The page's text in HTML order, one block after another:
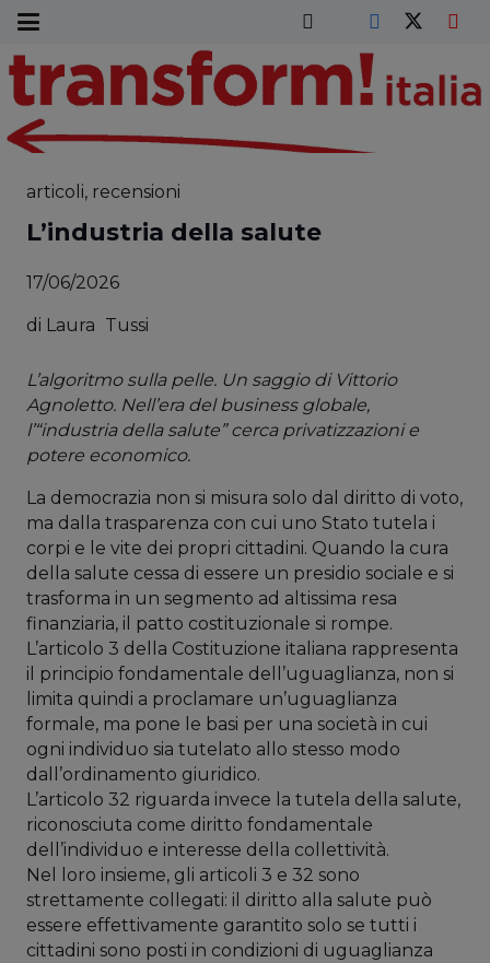
articoli, recensioni
L’industria della salute
17/06/2026
di Laura Tussi
L’algoritmo sulla pelle. Un saggio di Vittorio
Agnoletto. Nell’era del business globale,
l’“industria della salute” cerca privatizzazioni e
potere economico.
La democrazia non si misura solo dal diritto di voto,
ma dalla trasparenza con cui uno Stato tutela i
corpi e le vite dei propri cittadini. Quando la cura
della salute cessa di essere un presidio sociale e si
trasforma in un segmento ad altissima resa
finanziaria, il patto costituzionale si rompe.
L’articolo 3 della Costituzione italiana rappresenta
il principio fondamentale dell’uguaglianza, non si
limita quindi a proclamare un’uguaglianza
formale, ma pone le basi per una società in cui
ogni individuo sia tutelato allo stesso modo
dall’ordinamento giuridico.
L’articolo 32 riguarda invece la tutela della salute,
riconosciuta come diritto fondamentale
dell’individuo e interesse della collettività.
Nel loro insieme, gli articoli 3 e 32 sono
strettamente collegati: il diritto alla salute può
essere effettivamente garantito solo se tutti i
cittadini sono posti in condizioni di uguaglianza